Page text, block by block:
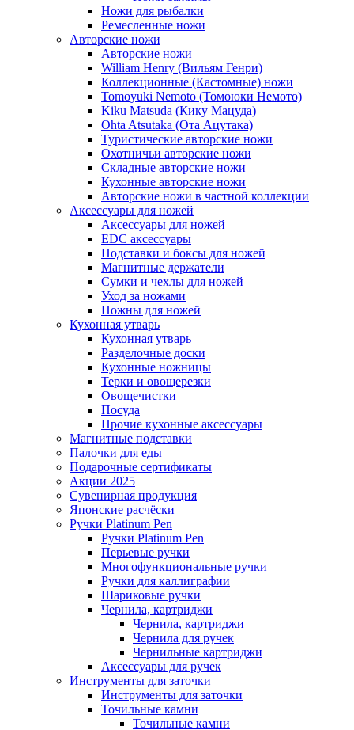
Ножи для рыбалки
Ремесленные ножи
Авторские ножи
Авторские ножи
William Henry (Вильям Генри)
Коллекционные (Кастомные) ножи
Tomoyuki Nemoto (Томоюки Немото)
Kiku Matsuda (Кику Мацуда)
Ohta Atsutaka (Ота Ацутака)
Туристические авторские ножи
Охотничьи авторские ножи
Складные авторские ножи
Кухонные авторские ножи
Авторские ножи в частной коллекции
Аксессуары для ножей
Аксессуары для ножей
EDC аксессуары
Подставки и боксы для ножей
Магнитные держатели
Сумки и чехлы для ножей
Уход за ножами
Ножны для ножей
Кухонная утварь
Кухонная утварь
Разделочные доски
Кухонные ножницы
Терки и овощерезки
Овощечистки
Посуда
Прочие кухонные аксессуары
Магнитные подставки
Палочки для еды
Подарочные сертификаты
Акции 2025
Сувенирная продукция
Японские расчёски
Ручки Platinum Pen
Ручки Platinum Pen
Перьевые ручки
Многофункциональные ручки
Ручки для каллиграфии
Шариковые ручки
Чернила, картриджи
Чернила, картриджи
Чернила для ручек
Чернильные картриджи
Аксессуары для ручек
Инструменты для заточки
Инструменты для заточки
Точильные камни
Точильные камни